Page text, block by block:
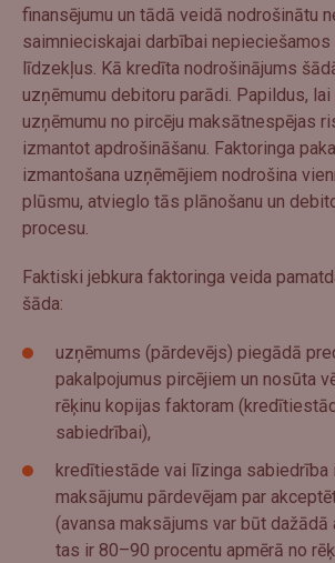
finansējumu un tādā veidā nodrošinātu
saimnieciskajai darbībai
līdzekļus. Kā kredīta nodrošinājums
uzņēmumu debitoru parādi. Papildus,
uzņēmumu no pircēju maksātnespējas
izmantot apdrošināšanu. Faktoringa
izmantošana uzņēmējiem nodrošina
plūsmu, atvieglo tās plānošanu un
procesu.
Faktiski jebkura faktoringa veida
šāda:
uzņēmums (pārdevējs) piegādā
pakalpojumus pircējiem un nosūta
rēķinu kopijas faktoram
sabiedrībai),
kredītiestāde vai līzinga sabiedrība
maksājumu pārdevējam par
(avansa maksājums var būt
tas ir 80–90 procentu apmērā no